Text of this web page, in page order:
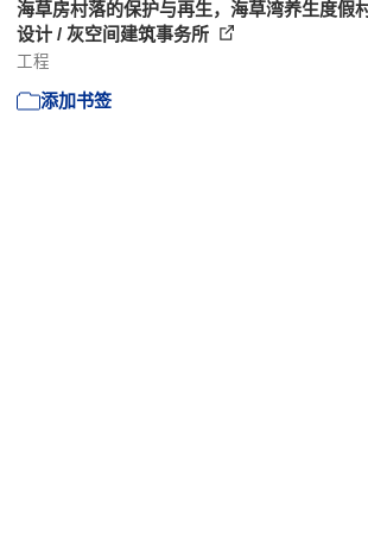
海草房村落的保护与再生，海草湾养生度假
设计 / 灰空间建筑事务所
工程
添加书签